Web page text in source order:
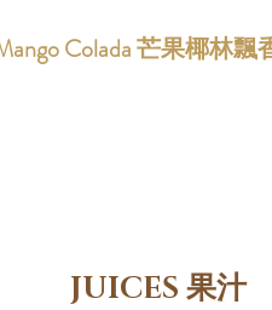
Colada 芒果椰林飄
JUICES 果汁